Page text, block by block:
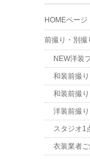
HOMEページ
前撮り・別撮
NEW洋装
和装前撮
和装前撮
洋装前撮
スタジオ1
衣装業者